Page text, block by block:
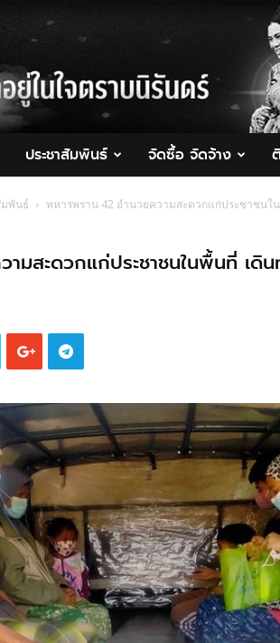
ประชาสัมพันธ์ จัดซื้อ จัดจ้าง
พันธ์ ทหารพราน 42 อำนวยความสะดวกแก่ประชาชนใ
มสะดวกแก่ประชาชนในพื้นที่ เดิน